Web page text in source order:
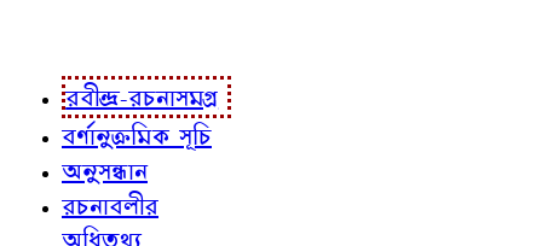
রবীন্দ্র-রচনাসমগ্র
বর্ণানুক্রমিক সূচি
অনুসন্ধান
রচনাবলীর
অধিতথ্য